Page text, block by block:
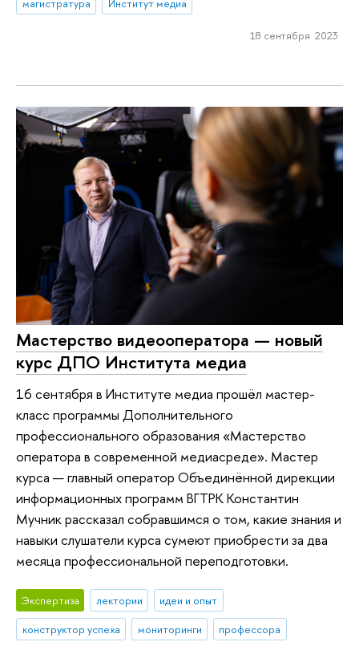
магистратура Институт медиа
18 сентября 2023
Мастерство видеооператора — новый
курс ДПО Института медиа
16 сентября в Институте медиа прошёл мастер-
класс программы Дополнительного
профессионального образования «Мастерство
оператора в современной медиасреде». Мастер
курса — главный оператор Объединённой дирекции
информационных программ ВГТРК Константин
Мучник рассказал собравшимся о том, какие знания и
навыки слушатели курса сумеют приобрести за два
месяца профессиональной переподготовки.
Экспертиза лектории
идеи и опыт
конструктор успеха
мониторинги
профессора